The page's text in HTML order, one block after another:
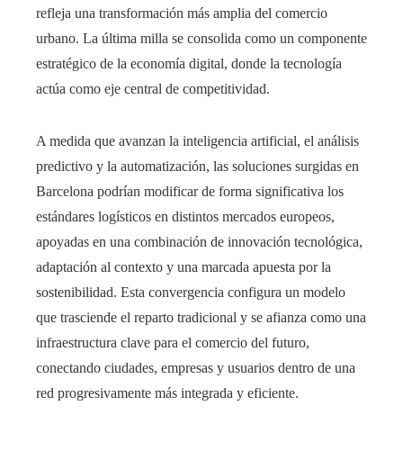
refleja una transformación más amplia del comercio
urbano. La última milla se consolida como un componente
estratégico de la economía digital, donde la tecnología
actúa como eje central de competitividad.
A medida que avanzan la inteligencia artificial, el análisis
predictivo y la automatización, las soluciones surgidas en
Barcelona podrían modificar de forma significativa los
estándares logísticos en distintos mercados europeos,
apoyadas en una combinación de innovación tecnológica,
adaptación al contexto y una marcada apuesta por la
sostenibilidad. Esta convergencia configura un modelo
que trasciende el reparto tradicional y se afianza como una
infraestructura clave para el comercio del futuro,
conectando ciudades, empresas y usuarios dentro de una
red progresivamente más integrada y eficiente.